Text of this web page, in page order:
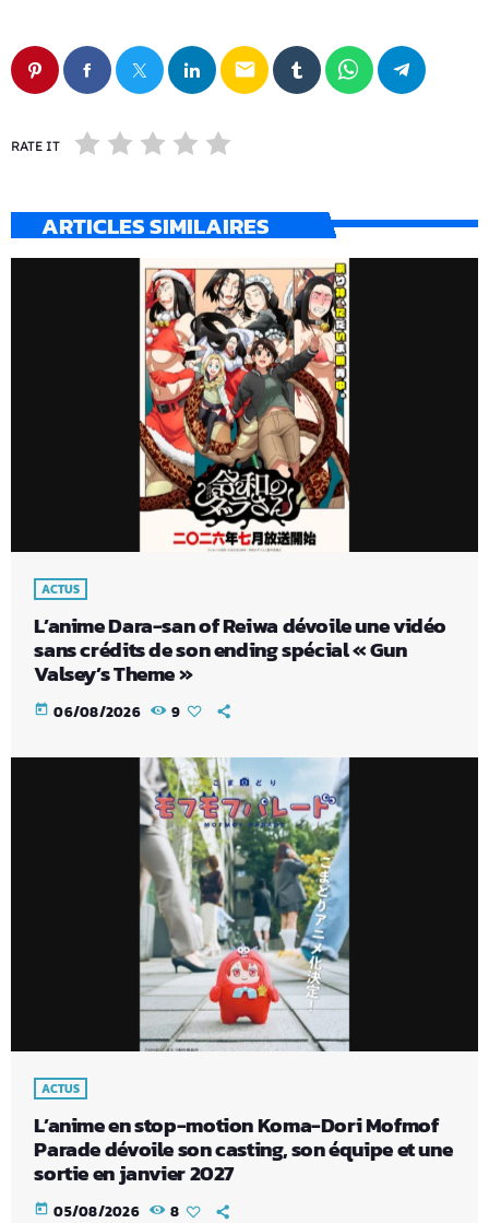
email
RATE IT
ARTICLES SIMILAIRES
ACTUS
L’anime Dara-san of Reiwa dévoile une vidéo
sans crédits de son ending spécial « Gun
Valsey’s Theme »
today 06/08/2026 9
ACTUS
L’anime en stop-motion Koma-Dori Mofmof
Parade dévoile son casting, son équipe et une
sortie en janvier 2027
today 05/08/2026 8